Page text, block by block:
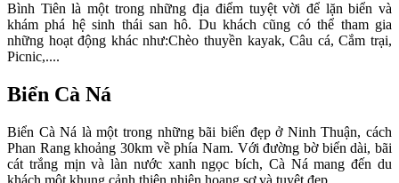
Bình Tiên là một trong những địa điểm tuyệt vời để lặn biển và
khám phá hệ sinh thái san hô. Du khách cũng có thể tham gia
những hoạt động khác như:Chèo thuyền kayak, Câu cá, Cắm trại,
Picnic,....
Biển Cà Ná
Biển Cà Ná là một trong những bãi biển đẹp ở Ninh Thuận, cách
Phan Rang khoảng 30km về phía Nam. Với đường bờ biển dài, bãi
cát trắng mịn và làn nước xanh ngọc bích, Cà Ná mang đến du